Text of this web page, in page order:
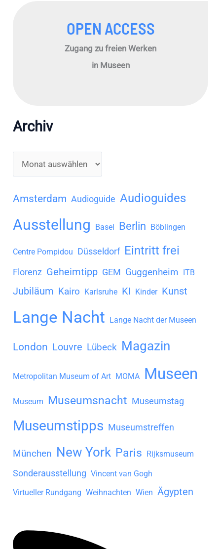
OPEN ACCESS
Zugang zu freien Werken
in Museen
Archiv
r
c
i
Amsterdam Audioguide Audioguides
Ausstellung Basel Berlin Böblingen
Centre Pompidou Düsseldorf Eintritt frei
Florenz Geheimtipp GEM Guggenheim ITB
Jubiläum Kairo Karlsruhe KI Kinder Kunst
Lange Nacht Lange Nacht der Museen
London Louvre Lübeck Magazin
Metropolitan Museum of Art MOMA Museen
Museum Museumsnacht Museumstag
Museumstipps Museumstreffen
München New York Paris Rijksmuseum
Sonderausstellung Vincent van Gogh
Virtueller Rundgang Weihnachten Wien Ägypten